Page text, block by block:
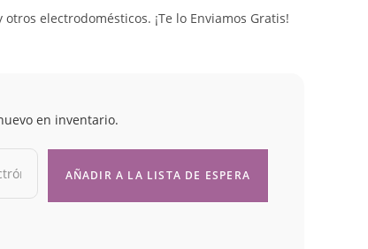
electrodomésticos. ¡Te lo Enviamos Gratis!
en inventario.